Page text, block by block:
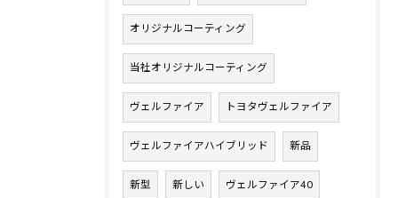
オリジナルコーティング
当社オリジナルコーティング
ヴェルファイア トヨタヴェルファイア
ヴェルファイアハイブリッド 新品
新型 新しい ヴェルファイア40